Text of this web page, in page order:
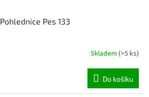
Pohlednice Pes 133
Skladem (>5 ks)
Do košíku